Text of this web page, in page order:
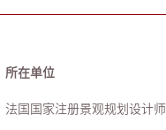
所在单位
法国国家注册景观规划设计师